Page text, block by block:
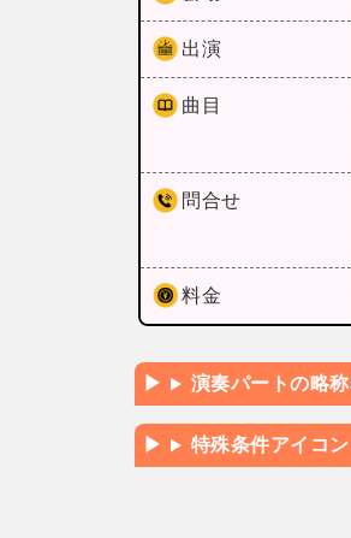
出演
曲目
問合せ
料金
演奏パートの略
特殊条件アイコ